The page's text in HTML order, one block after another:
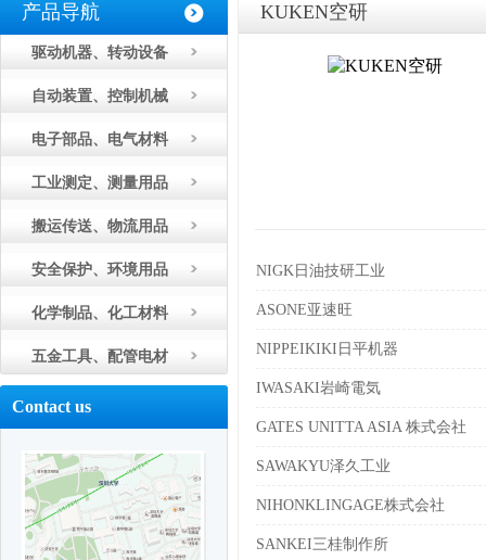
产品导航
驱动机器、转动设备
自动装置、控制机械
电子部品、电气材料
工业测定、测量用品
搬运传送、物流用品
安全保护、环境用品
化学制品、化工材料
五金工具、配管电材
Contact us
KUKEN空研
NIGK日油技研工业
ASONE亚速旺
NIPPEIKIKI日平机器
IWASAKI岩崎電気
GATES UNITTA ASIA 株式会社
SAWAKYU泽久工业
NIHONKLINGAGE株式会社
SANKEI三桂制作所